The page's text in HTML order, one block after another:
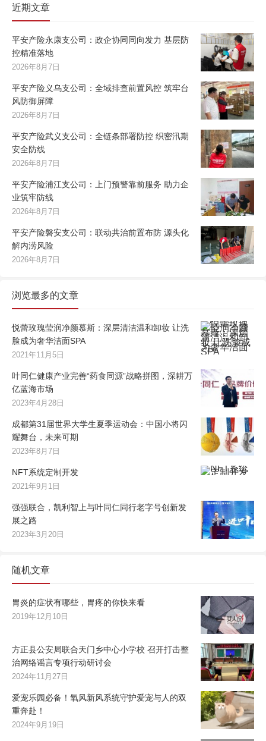
近期文章
平安产险永康支公司：政企协同同向发力 基层防
控精准落地
2026年8月7日
平安产险义乌支公司：全域排查前置风控 筑牢台
风防御屏障
2026年8月7日
平安产险武义支公司：全链条部署防控 织密汛期
安全防线
2026年8月7日
平安产险浦江支公司：上门预警靠前服务 助力企
业筑牢防线
2026年8月7日
平安产险磐安支公司：联动共治前置布防 源头化
解内涝风险
2026年8月7日
浏览最多的文章
悦蕾玫瑰莹润净颜慕斯：深层清洁温和卸妆 让洗
脸成为奢华洁面SPA
2021年11月5日
叶同仁健康产业完善“药食同源”战略拼图，深耕万
亿蓝海市场
2023年4月28日
成都第31届世界大学生夏季运动会：中国小将闪
耀舞台，未来可期
2023年8月7日
NFT系统定制开发
2021年9月1日
强强联合，凯利智上与叶同仁同行老字号创新发
展之路
2023年3月20日
随机文章
胃炎的症状有哪些，胃疼的你快来看
2019年12月10日
方正县公安局联合天门乡中心小学校 召开打击整
治网络谣言专项行动研讨会
2024年11月27日
爱宠乐园必备！氧风新风系统守护爱宠与人的双
重奔赴！
2024年9月19日